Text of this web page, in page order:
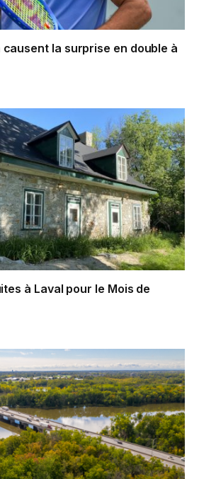
la surprise en double à
à Laval pour le Mois de